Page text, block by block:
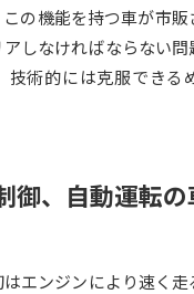
受験準備
受験スケジ
の機能を持つ車が市
しなければならない
技術的には克服できる
御、自動運転
エンジンにより速く